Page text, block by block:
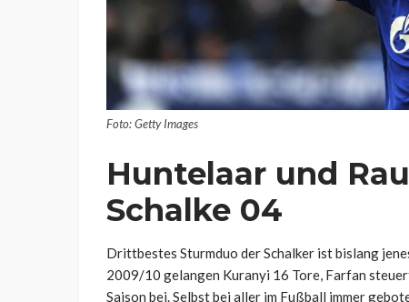
Foto: Getty Images
Huntelaar und
Schalke 04
Drittbestes Sturmduo der Schalker ist bislang
2009/10 gelangen Kuranyi 16 Tore, Farfan
Saison bei. Selbst bei aller im Fußball immer